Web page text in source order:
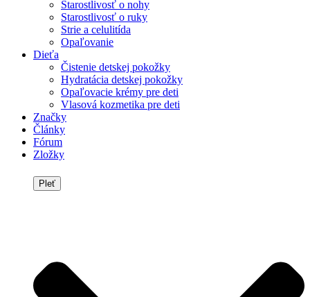
Starostlivosť o nohy
Starostlivosť o ruky
Strie a celulitída
Opaľovanie
Dieťa
Čistenie detskej pokožky
Hydratácia detskej pokožky
Opaľovacie krémy pre deti
Vlasová kozmetika pre deti
Značky
Články
Fórum
Zložky
Pleť